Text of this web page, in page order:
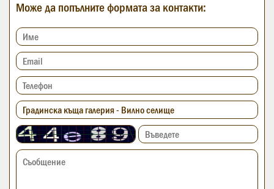
Може да попълните формата за контакти: